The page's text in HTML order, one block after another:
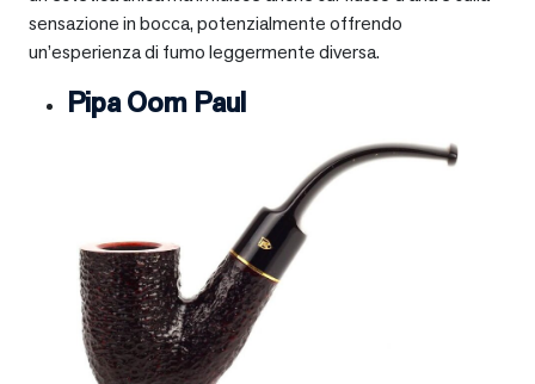
sensazione in bocca, potenzialmente offrendo
un’esperienza di fumo leggermente diversa.
Pipa Oom Paul